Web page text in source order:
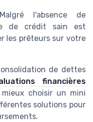
Malgré l'absence de
de crédit sain est
les prêteurs sur votre
de dettes
financières
choisir un mini
solutions pour